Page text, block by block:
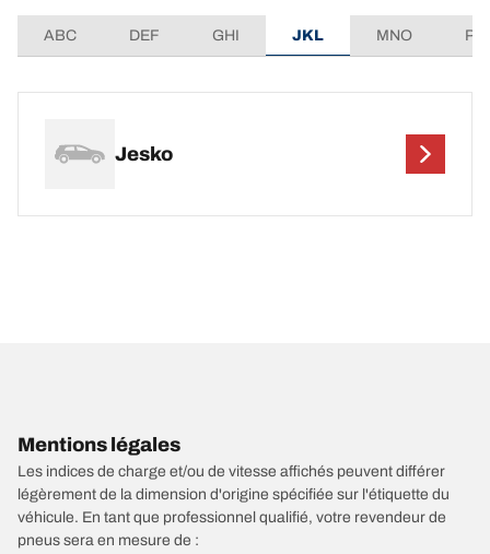
ABC DEF GHI JKL MNO
Jesko
Mentions légales
Les indices de charge et/ou de vitesse affichés peuvent différer
légèrement de la dimension d'origine spécifiée sur l'étiquette du
véhicule. En tant que professionnel qualifié, votre revendeur de
pneus sera en mesure de :